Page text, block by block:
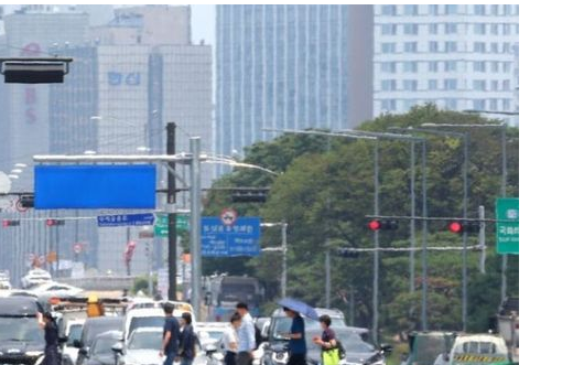
[속보] '길이 1.5m' 안동 물놀
이 출몰…한때 시민 대피 소동
"편해서 매일 신었는데"...전문
'크록스'의 숨은 위험
3
송영길·김민석, '조희대 탄핵'
법사위원들 "즉시 대법관 제
4
박지원이 본 호남 당심…"李대
함께한 김민석에 갈 것"
5
SK하이닉스, 주당 375원 분
가 주주환원책 3분기 발표